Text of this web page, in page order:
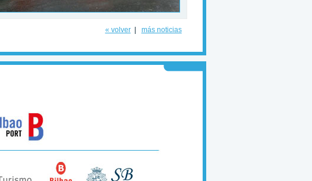
« volver| más noticias